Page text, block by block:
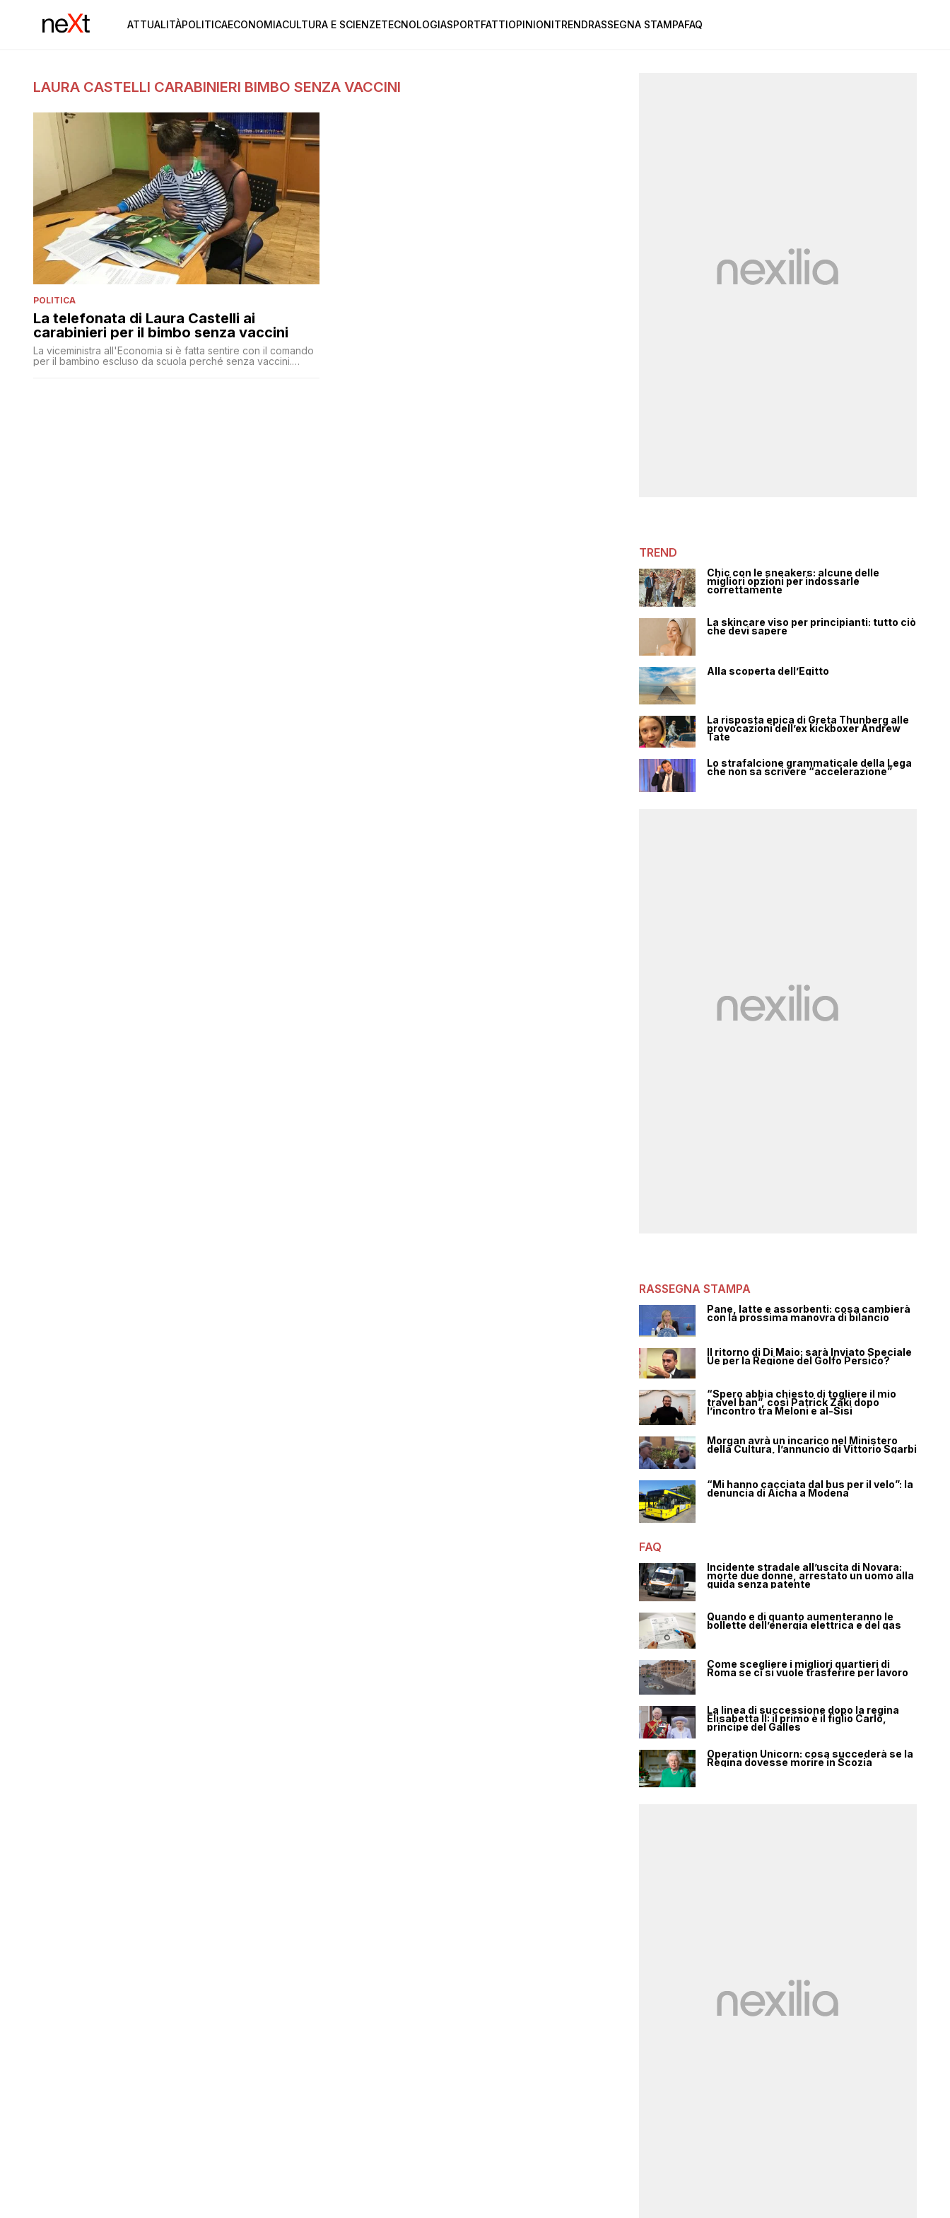
ATTUALITÀPOLITICAECONOMIACULTURA E SCIENZETECNOLOGIASPORTFATTIOPINIONITRENDRASSEGNA STAMPAFAQ
LAURA CASTELLI CARABINIERI BIMBO SENZA VACCINI
POLITICA
La telefonata di Laura Castelli ai
carabinieri per il bimbo senza vaccini
La viceministra all'Economia si è fatta sentire con il comando
per il bambino escluso da scuola perché senza vaccini.
TREND
Chic con le sneakers: alcune delle
migliori opzioni per indossarle
correttamente
La skincare viso per principianti: tutto ciò
che devi sapere
Alla scoperta dell’Egitto
La risposta epica di Greta Thunberg alle
provocazioni dell’ex kickboxer Andrew
Tate
Lo strafalcione grammaticale della Lega
che non sa scrivere “accelerazione”
RASSEGNA STAMPA
Pane, latte e assorbenti: cosa cambierà
con la prossima manovra di bilancio
Il ritorno di Di Maio: sarà Inviato Speciale
Ue per la Regione del Golfo Persico?
“Spero abbia chiesto di togliere il mio
travel ban”, così Patrick Zaki dopo
l’incontro tra Meloni e al-Sisi
Morgan avrà un incarico nel Ministero
della Cultura, l’annuncio di Vittorio Sgarbi
“Mi hanno cacciata dal bus per il velo”: la
denuncia di Aicha a Modena
FAQ
Incidente stradale all’uscita di Novara:
morte due donne, arrestato un uomo alla
guida senza patente
Quando e di quanto aumenteranno le
bollette dell’energia elettrica e del gas
Come scegliere i migliori quartieri di
Roma se ci si vuole trasferire per lavoro
La linea di successione dopo la regina
Elisabetta II: il primo è il figlio Carlo,
principe del Galles
Operation Unicorn: cosa succederà se la
Regina dovesse morire in Scozia